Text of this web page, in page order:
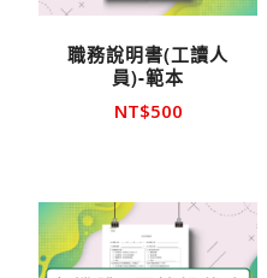
職務說明書(工讀人
員)-範本
NT$500